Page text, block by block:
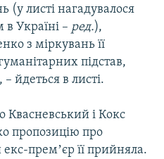
(у листі нагадувалося
Україні – ред.),
з міркувань її
підстав,
йдеться в листі.
Квасневський і Кокс
пропозицію про
премʼєр її прийняла.